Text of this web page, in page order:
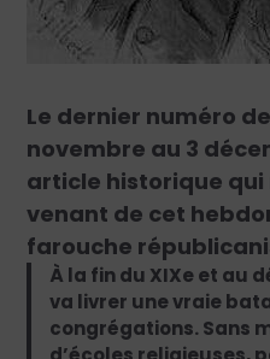
Le dernier numéro de
novembre au 3
article historique qui
venant de cet
farouche
À la fin du XIXe et au
va livrer une vraie
congrégations. Sans